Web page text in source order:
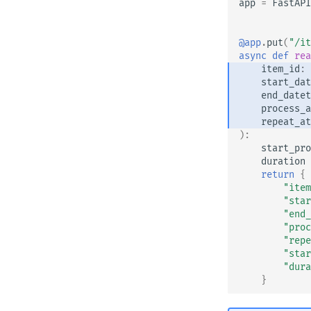
app = FastAPI
@app.put( "/
async def
item_id :
repeat_at
):
duration
return {
}